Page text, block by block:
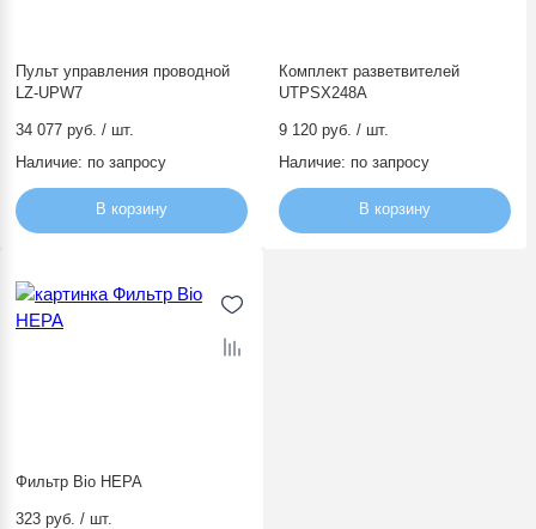
Пульт управления проводной
LZ-UPW7
34 077 руб. / шт.
Наличие: по запросу
В корзину
Комплект разветвителей
UTPSX248A
9 120 руб. / шт.
Наличие: по запросу
В корзину
Фильтр Bio HEPA
323 руб. / шт.